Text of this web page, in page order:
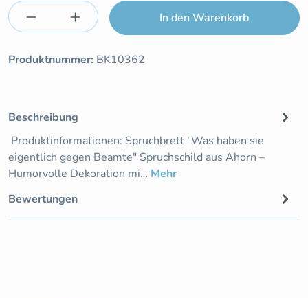
Produkt Anzahl: Gib den gewünschten
In den Warenkorb
Produktnummer: BK10362
Beschreibung
Produktinformationen: Spruchbrett "Was haben sie
eigentlich gegen Beamte" Spruchschild aus Ahorn –
Humorvolle Dekoration mi… Mehr
Bewertungen